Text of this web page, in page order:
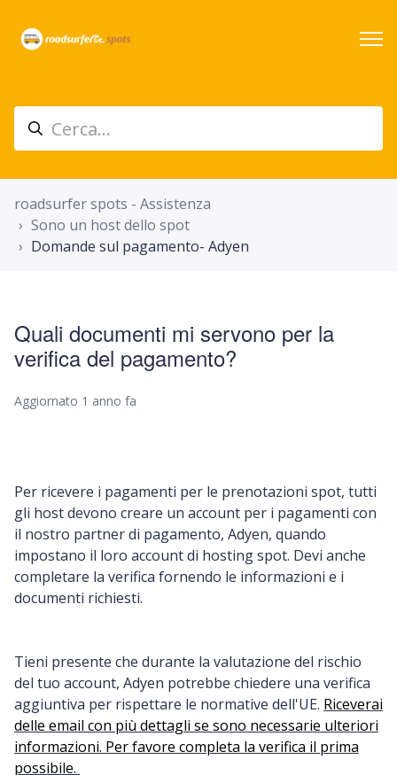
roadsurfer spots - Assistenza
Sono un host dello spot
Domande sul pagamento- Adyen
Quali documenti mi servono per la
verifica del pagamento?
Aggiornato 1 anno fa
Per ricevere i pagamenti per le prenotazioni spot, tutti
gli host devono creare un account per i pagamenti con
il nostro partner di pagamento, Adyen, quando
impostano il loro account di hosting spot. Devi anche
completare la verifica fornendo le informazioni e i
documenti richiesti.
Tieni presente che durante la valutazione del rischio
del tuo account, Adyen potrebbe chiedere una verifica
aggiuntiva per rispettare le normative dell'UE. Riceverai
delle email con più dettagli se sono necessarie ulteriori
informazioni. Per favore completa la verifica il prima
possibile.